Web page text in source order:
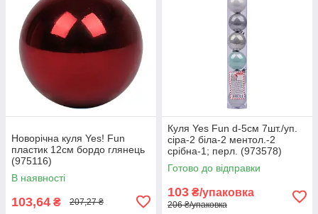
Новорічна куля Yes! Fun
пластик 12cм бордо глянець
(975116)
В наявності
103,64 ₴ 207,27 ₴
Куля Yes Fun d-5см 7шт./уп.
сіра-2 біла-2 ментол.-2
срібна-1; перл. (973578)
Готово до відправки
103 ₴/упаковка
206 ₴/упаковка